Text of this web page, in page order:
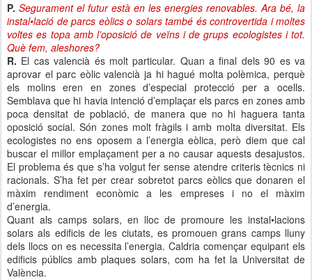
P. Segurament el futur està en les energies renovables. Ara bé, la
instal•lació de parcs eòlics o solars també és controvertida i moltes
voltes es topa amb l’oposició de veïns i de grups ecologistes i tot.
Què fem, aleshores?
R. El cas valencià és molt particular. Quan a final dels 90 es va
aprovar el parc eòlic valencià ja hi hagué molta polèmica, perquè
els molins eren en zones d’especial protecció per a ocells.
Semblava que hi havia intenció d’emplaçar els parcs en zones amb
poca densitat de població, de manera que no hi haguera tanta
oposició social. Són zones molt fràgils i amb molta diversitat. Els
ecologistes no ens oposem a l’energia eòlica, però diem que cal
buscar el millor emplaçament per a no causar aquests desajustos.
El problema és que s’ha volgut fer sense atendre criteris tècnics ni
racionals. S’ha fet per crear sobretot parcs eòlics que donaren el
màxim rendiment econòmic a les empreses i no el màxim
d’energia.
Quant als camps solars, en lloc de promoure les instal•lacions
solars als edificis de les ciutats, es promouen grans camps lluny
dels llocs on es necessita l’energia. Caldria començar equipant els
edificis públics amb plaques solars, com ha fet la Universitat de
València.